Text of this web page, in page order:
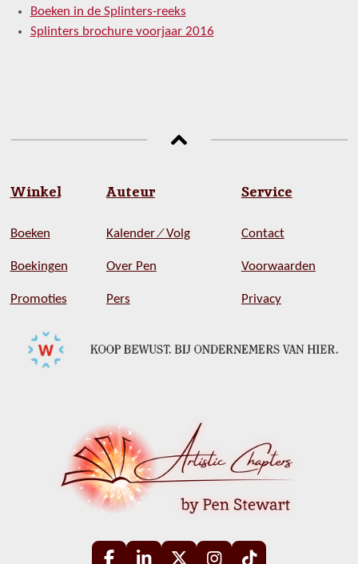
Boeken in de Splinters-reeks
Splinters brochure voorjaar 2016
Winkel Auteur Service
Boeken Kalender ⁄ Volg Contact
Boekingen Over Pen Voorwaarden
Promoties Pers Privacy